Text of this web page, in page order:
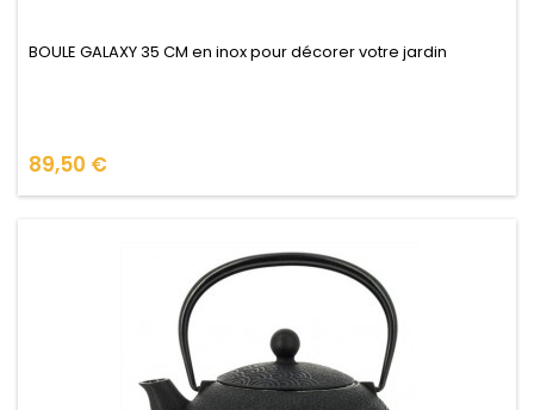
BOULE GALAXY 35 CM en inox pour décorer votre jardin
Prix
89,50 €